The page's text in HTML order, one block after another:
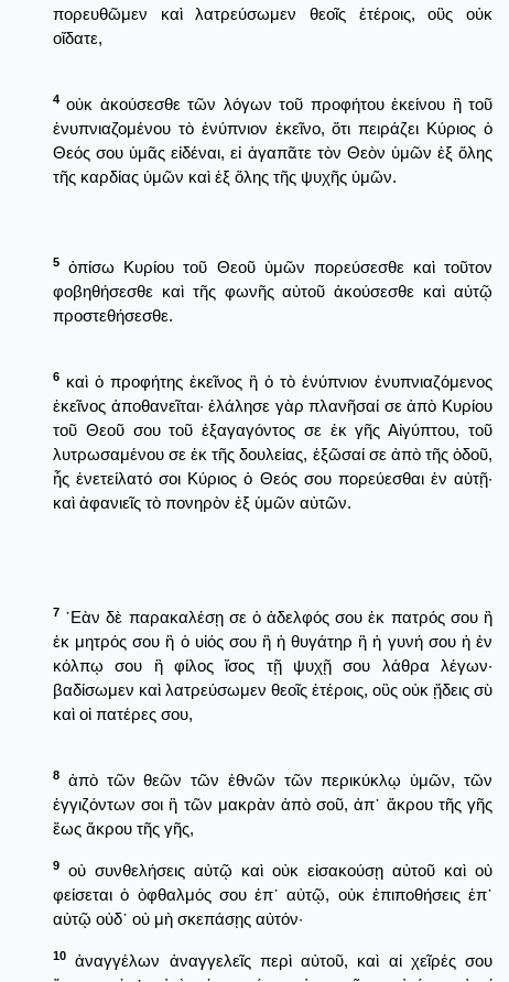
πορευθῶμεν καὶ λατρεύσωμεν θεοῖς ἑτέροις, οὓς οὐκ
οἴδατε,
4 οὐκ ἀκούσεσθε τῶν λόγων τοῦ προφήτου ἐκείνου ἢ τοῦ
ἐνυπνιαζομένου τὸ ἐνύπνιον ἐκεῖνο, ὅτι πειράζει Κύριος ὁ
Θεός σου ὑμᾶς εἰδέναι, εἰ ἀγαπᾶτε τὸν Θεὸν ὑμῶν ἐξ ὅλης
τῆς καρδίας ὑμῶν καὶ ἐξ ὅλης τῆς ψυχῆς ὑμῶν.
5
ὀπίσω Κυρίου τοῦ Θεοῦ ὑμῶν πορεύσεσθε καὶ τοῦτον
φοβηθήσεσθε καὶ τῆς φωνῆς αὐτοῦ ἀκούσεσθε καὶ αὐτῷ
προστεθήσεσθε.
6 καὶ ὁ προφήτης ἐκεῖνος ἢ ὁ τὸ ἐνύπνιον ἐνυπνιαζόμενος
ἐκεῖνος ἀποθανεῖται· ἐλάλησε γὰρ πλανῆσαί σε ἀπὸ Κυρίου
τοῦ Θεοῦ σου τοῦ ἐξαγαγόντος σε ἐκ γῆς Αἰγύπτου, τοῦ
λυτρωσαμένου σε ἐκ τῆς δουλείας, ἐξῶσαί σε ἀπὸ τῆς ὁδοῦ,
ἧς ἐνετείλατό σοι Κύριος ὁ Θεός σου πορεύεσθαι ἐν αὐτῇ·
καὶ ἀφανιεῖς τὸ πονηρὸν ἐξ ὑμῶν αὐτῶν.
7 ᾿Εὰν δὲ παρακαλέσῃ σε ὁ ἀδελφός σου ἐκ πατρός σου ἢ
ἐκ μητρός σου ἢ ὁ υἱός σου ἢ ἡ θυγάτηρ ἢ ἡ γυνή σου ἡ ἐν
κόλπῳ σου ἢ φίλος ἴσος τῇ ψυχῇ σου λάθρα λέγων·
βαδίσωμεν καὶ λατρεύσωμεν θεοῖς ἑτέροις, οὓς οὐκ ᾔδεις σὺ
καὶ οἱ πατέρες σου,
8
ἀπὸ τῶν θεῶν τῶν ἐθνῶν τῶν περικύκλῳ ὑμῶν, τῶν
ἐγγιζόντων σοι ἢ τῶν μακρὰν ἀπὸ σοῦ, ἀπ᾿ ἄκρου τῆς γῆς
ἕως ἄκρου τῆς γῆς,
9
οὐ συνθελήσεις αὐτῷ καὶ οὐκ εἰσακούσῃ αὐτοῦ καὶ οὐ
φείσεται ὁ ὀφθαλμός σου ἐπ᾿ αὐτῷ, οὐκ ἐπιποθήσεις ἐπ᾿
αὐτῷ οὐδ᾿ οὐ μὴ σκεπάσῃς αὐτόν·
10
ἀναγγέλων ἀναγγελεῖς περὶ αὐτοῦ, καὶ αἱ χεῖρές σου